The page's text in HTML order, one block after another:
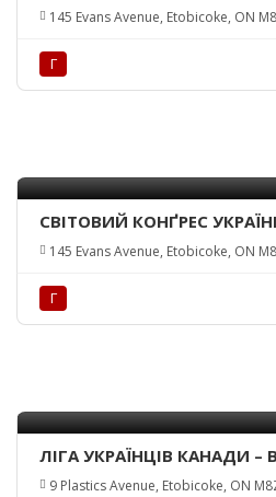
КАНАДИ – КРАЙОВА УПРАВА/
NATIONAL FEDERATION OF
NATIONAL EXECUTIVE
145 Evans Avenue, Etobicoke, ON
Г
СВІТОВИЙ КОНҐРЕС
UKRAINIAN WORLD
145 Evans Avenue, Etobicoke, ON
Г
ЛІГА УКРАЇНЦІВ КАНАДИ
LEAGUE OF UKRAINIAN
9 Plastics Avenue, Etobicoke, ON